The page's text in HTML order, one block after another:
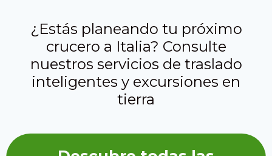
¿Estás planeando tu próximo
crucero a Italia? Consulte
nuestros servicios de traslado
inteligentes y excursiones en
tierra